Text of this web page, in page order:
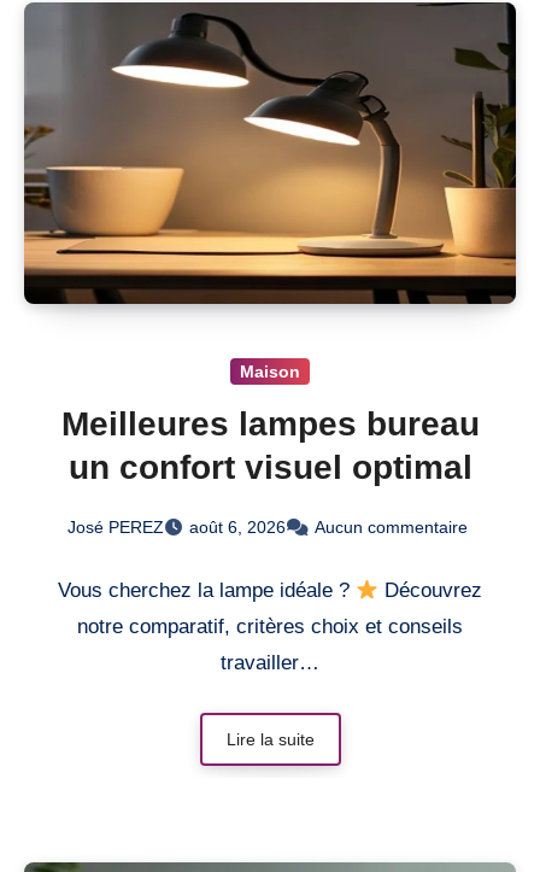
Maison
Meilleures lampes bureau
un confort visuel optimal
José PEREZ août 6, 2026 Aucun commentaire
Vous cherchez la lampe idéale ?
Découvrez
notre comparatif, critères choix et conseils
travailler…
Lire la suite